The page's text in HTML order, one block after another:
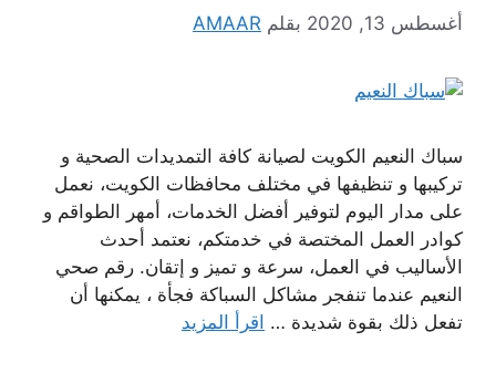
أغسطس 13, 2020 بقلم AMAAR
سباك النعيم الكويت لصيانة كافة التمديدات الصحية و
تركيبها و تنظيفها في مختلف محافظات الكويت، نعمل
على مدار اليوم لتوفير أفضل الخدمات، أمهر الطواقم و
كوادر العمل المختصة في خدمتكم، نعتمد أحدث
الأساليب في العمل، سرعة و تميز و إتقان. رقم صحي
النعيم عندما تنفجر مشاكل السباكة فجأة ، يمكنها أن
تفعل ذلك بقوة شديدة … اقرأ المزيد